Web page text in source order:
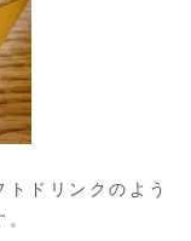
ドリンクのよう